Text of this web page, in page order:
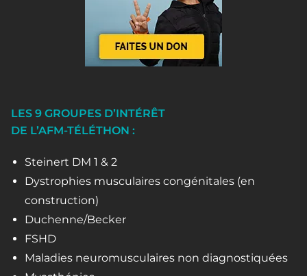
LES 9 GROUPES D’INTÉRÊT
DE L’AFM-TÉLÉTHON :
Steinert DM 1 & 2
Dystrophies musculaires congénitales (en
construction)
Duchenne/Becker
FSHD
Maladies neuromusculaires non diagnostiquées